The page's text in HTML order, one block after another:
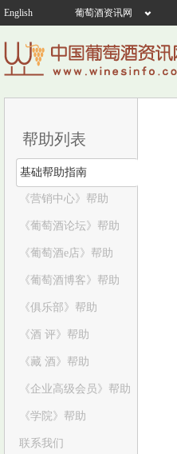
English 葡萄酒资讯网
帮助列表
基础帮助指南
《营销中心》帮助
《葡萄酒论坛》帮助
《葡萄酒e店》帮助
《葡萄酒博客》帮助
《俱乐部》帮助
《酒 评》帮助
《藏 酒》帮助
《企业高级会员》帮助
《学院》帮助
联系我们